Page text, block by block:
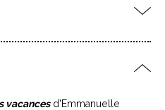
vacancesd’Emmanuelle